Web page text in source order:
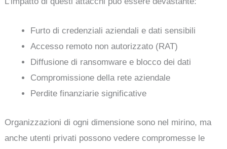
Furto di credenziali aziendali e dati sensibili
Accesso remoto non autorizzato (RAT)
Diffusione di ransomware e blocco dei dati
Compromissione della rete aziendale
Perdite finanziarie significative
Organizzazioni di ogni dimensione sono nel mirino, ma
anche utenti privati possono vedere compromesse le